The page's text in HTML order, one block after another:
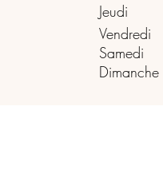
Jeudi
Vendredi
Samedi
Dimanche